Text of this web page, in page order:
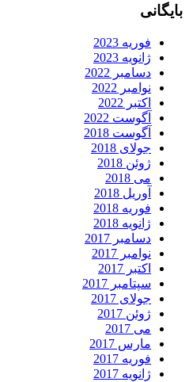
فوریه 2023
ژانویه 2023
دسامبر 2022
نوامبر 2022
اکتبر 2022
آگوست 2022
آگوست 2018
جولای 2018
ژوئن 2018
می 2018
آوریل 2018
فوریه 2018
ژانویه 2018
دسامبر 2017
نوامبر 2017
اکتبر 2017
سپتامبر 2017
جولای 2017
ژوئن 2017
می 2017
مارس 2017
فوریه 2017
ژانویه 2017